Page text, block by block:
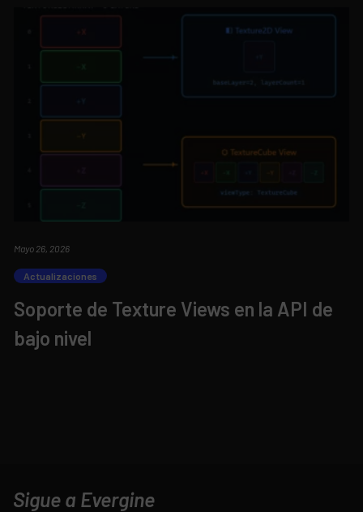
Mayo 26, 2026
Actualizaciones
Soporte de Texture Views en la API de
bajo nivel
Sigue a Evergine